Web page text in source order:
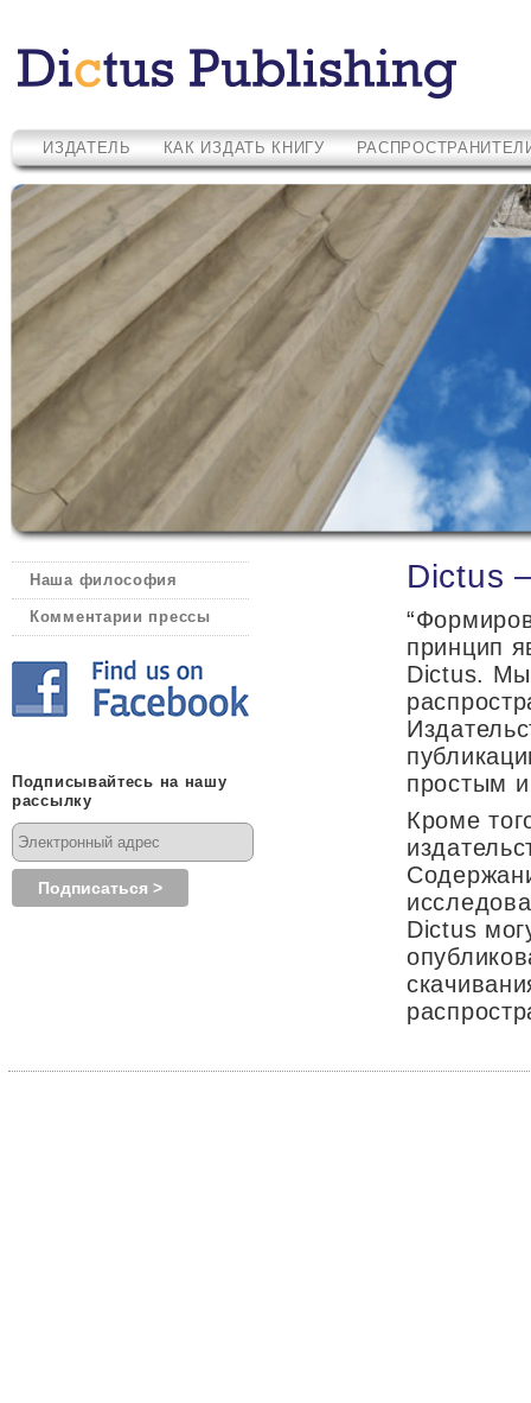
ИЗДАТЕЛЬ КАК ИЗДАТЬ КНИГУ
Наша философия
Комментарии прессы
Подписывайтесь на нашу
рассылку
Dictus
принцип
Dictus. Мы
простым
Кроме
Dictus